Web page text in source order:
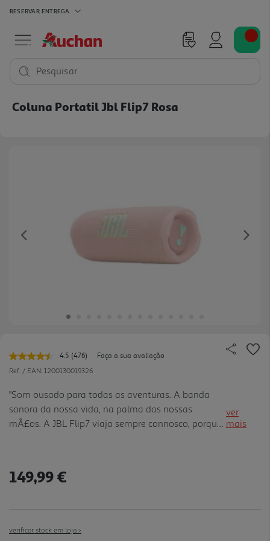
RESERVAR ENTREGA
Pesquisar
Coluna Portatil Jbl Flip7 Rosa
Previous
4.5 Leu
476
para
a
mesma
página.
(476)
Faça a sua avaliação
Ref. / EAN: 1200130019326
"Som ousado para todas as aventuras. A banda
sonora da nossa vida, na palma das nossas
mÃ£os. A JBL Flip7 viaja sempre connosco, porque
uma noite aconchegante, a Flip7 foi concebida
lugar que a vida nos leve. E agora, o nosso som
caracterÃ­stico Ã© maior e mais ousado que nunca,
ver
mais
149,99 €
verificar stock em loja >